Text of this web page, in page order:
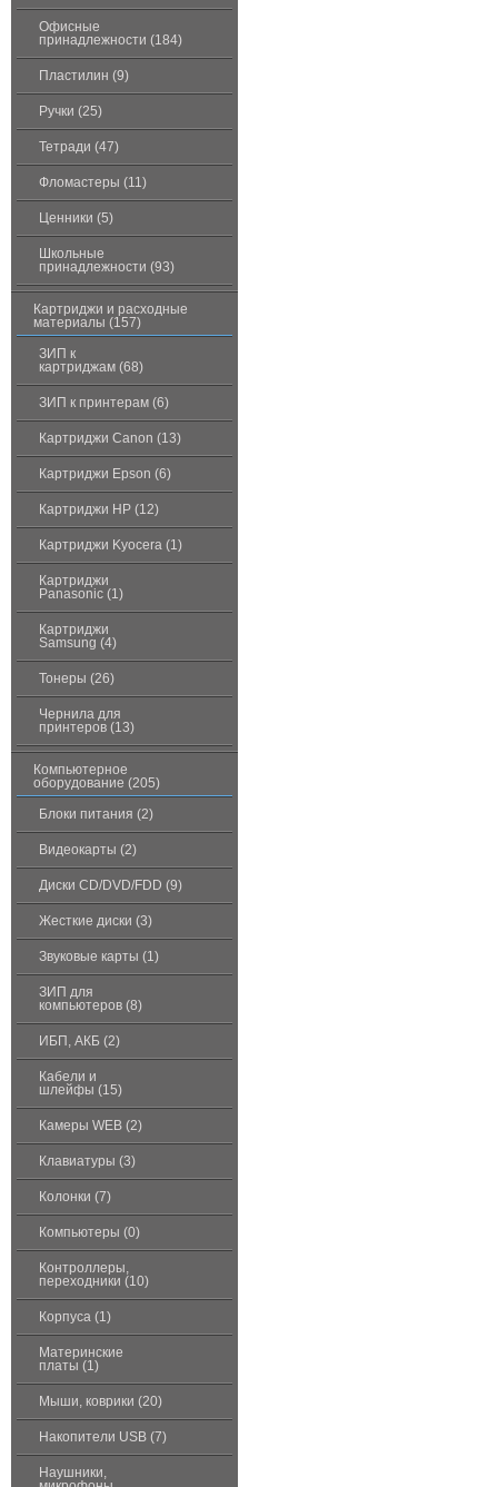
Офисные
принадлежности (184)
Пластилин (9)
Ручки (25)
Тетради (47)
Фломастеры (11)
Ценники (5)
Школьные
принадлежности (93)
Картриджи и расходные
материалы (157)
ЗИП к
картриджам (68)
ЗИП к принтерам (6)
Картриджи Canon (13)
Картриджи Epson (6)
Картриджи HP (12)
Картриджи Kyocera (1)
Картриджи
Panasonic (1)
Картриджи
Samsung (4)
Тонеры (26)
Чернила для
принтеров (13)
Компьютерное
оборудование (205)
Блоки питания (2)
Видеокарты (2)
Диски CD/DVD/FDD (9)
Жесткие диски (3)
Звуковые карты (1)
ЗИП для
компьютеров (8)
ИБП, АКБ (2)
Кабели и
шлейфы (15)
Камеры WEB (2)
Клавиатуры (3)
Колонки (7)
Компьютеры (0)
Контроллеры,
переходники (10)
Корпуса (1)
Материнские
платы (1)
Мыши, коврики (20)
Накопители USB (7)
Наушники,